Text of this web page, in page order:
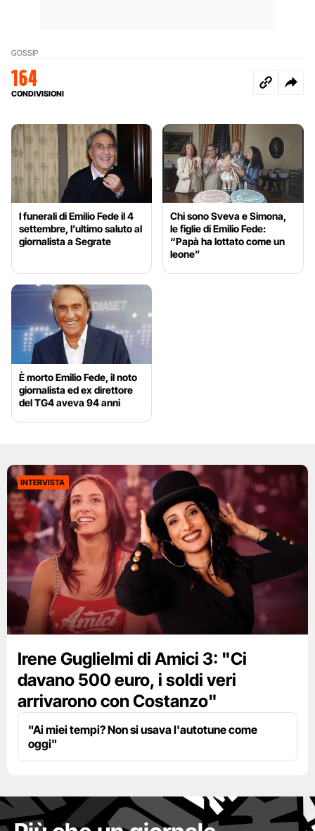
GOSSIP
164
CONDIVISIONI
I funerali di Emilio Fede il 4
settembre, l’ultimo saluto al
giornalista a Segrate
Chi sono Sveva e Simona,
le figlie di Emilio Fede:
“Papà ha lottato come un
leone”
È morto Emilio Fede, il noto
giornalista ed ex direttore
del TG4 aveva 94 anni
INTERVISTA
Irene Guglielmi di Amici 3: "Ci
davano 500 euro, i soldi veri
arrivarono con Costanzo"
"Ai miei tempi? Non si usava l'autotune come
oggi"